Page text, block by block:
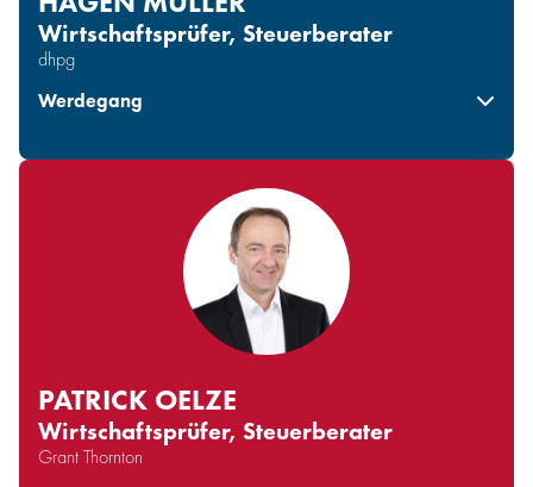
Wirtschaftsprüfer, Steuerberater
dhpg
Werdegang
Verantwortlich für den Bereich Audit am Berliner
Seit 2023: Co-Koordinator des Fachausschuss Audit &
Seit 2021: Senior Partner/Gesellschafter der dhpg
Bestellung zum Wirtschaftsprüfer 2015
Bestellung zum Steuerberater 2013
PATRICK OELZE
Wirtschaftsprüfer, Steuerberater
Grant Thornton